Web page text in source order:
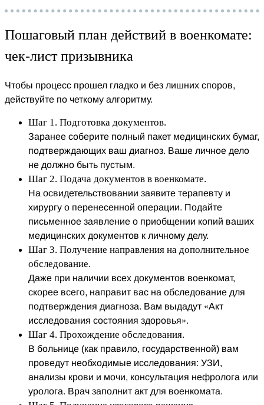
Пошаговый план действий в военкомате:
чек-лист призывника
Чтобы процесс прошел гладко и без лишних споров,
действуйте по четкому алгоритму.
Шаг 1. Подготовка документов.
Заранее соберите полный пакет медицинских бумаг,
подтверждающих ваш диагноз. Ваше личное дело
не должно быть пустым.
Шаг 2. Подача документов в военкомате.
На освидетельствовании заявите терапевту и
хирургу о перенесенной операции. Подайте
письменное заявление о приобщении копий ваших
медицинских документов к личному делу.
Шаг 3. Получение направления на дополнительное
обследование.
Даже при наличии всех документов военкомат,
скорее всего, направит вас на обследование для
подтверждения диагноза. Вам выдадут «Акт
исследования состояния здоровья».
Шаг 4. Прохождение обследования.
В больнице (как правило, государственной) вам
проведут необходимые исследования: УЗИ,
анализы крови и мочи, консультация нефролога или
уролога. Врач заполнит акт для военкомата.